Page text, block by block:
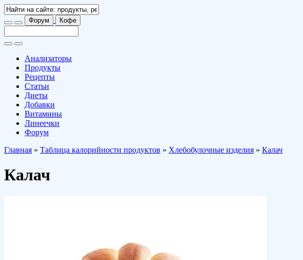
Форум Кофе
Анализаторы
Продукты
Рецепты
Статьи
Диеты
Добавки
Витамины
Линеечки
Форум
Главная » Таблица калорийности продуктов » Хлебобулочные изделия » Калач
Калач